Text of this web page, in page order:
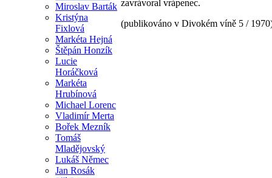
Miroslav Barták
Kristýna
Fixlová
Markéta Hejná
Štěpán Honzík
Lucie
Horáčková
Markéta
Hrubínová
Michael Lorenc
Vladimír Merta
Bořek Mezník
Tomáš
Mladějovský
Lukáš Němec
Jan Rosák
zavrávoral vrápenec.
(publikováno v Divokém víně 5 /